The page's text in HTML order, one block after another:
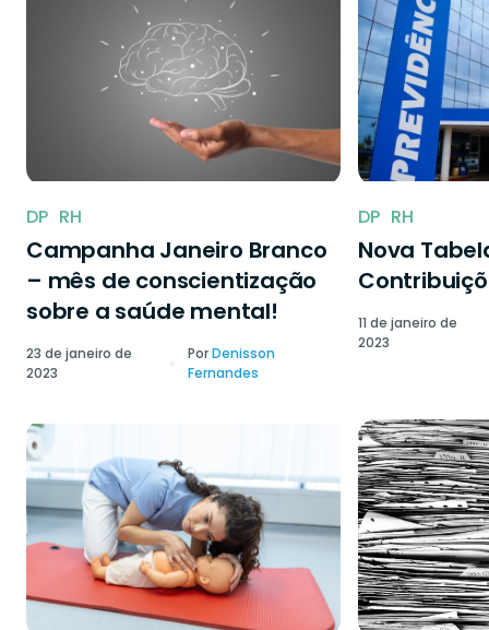
DP RH
Campanha Janeiro Branco
– mês de conscientização
sobre a saúde mental!
23 de janeiro de
2023
PorDenisson
Fernandes
DP RH
Nova
11 de janeiro de
2023